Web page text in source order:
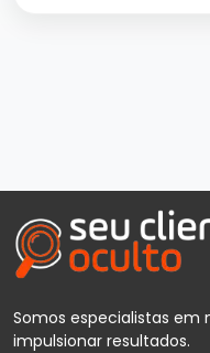
Somos especialistas em
impulsionar resultados.